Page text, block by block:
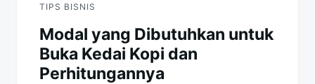
TIPS BISNIS
Modal yang Dibutuhkan untuk
Buka Kedai Kopi dan
Perhitungannya